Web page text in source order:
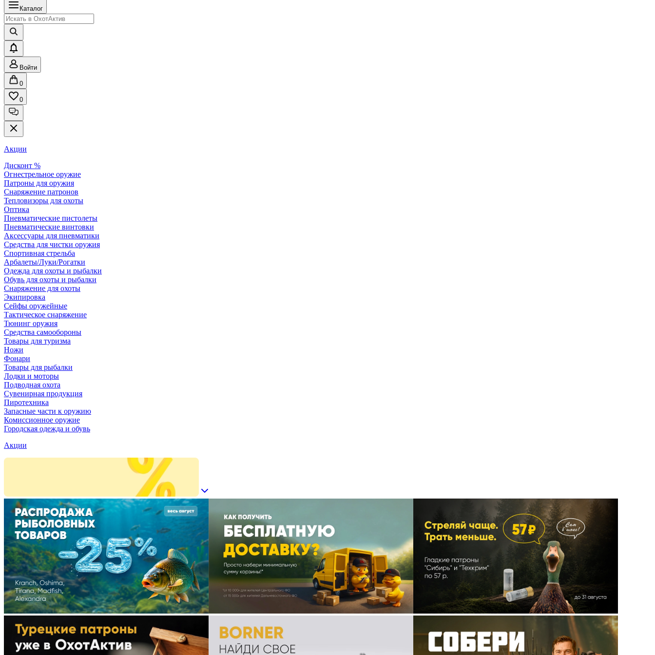
Каталог
Войти
0
0
Акции
Дисконт %
Огнестрельное оружие
Патроны для оружия
Снаряжение патронов
Тепловизоры для охоты
Оптика
Пневматические пистолеты
Пневматические винтовки
Аксессуары для пневматики
Средства для чистки оружия
Спортивная стрельба
Арбалеты/Луки/Рогатки
Одежда для охоты и рыбалки
Обувь для охоты и рыбалки
Снаряжение для охоты
Экипировка
Сейфы оружейные
Тактическое снаряжение
Тюнинг оружия
Средства самообороны
Товары для туризма
Ножи
Фонари
Товары для рыбалки
Лодки и моторы
Подводная охота
Сувенирная продукция
Пиротехника
Запасные части к оружию
Комиссионное оружие
Городская одежда и обувь
Акции